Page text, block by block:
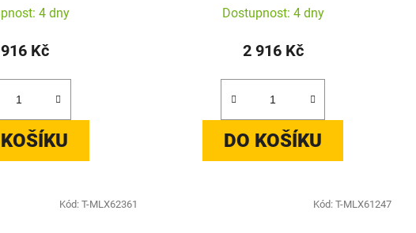
4 dny
Kč
Dostupnost: 4 dny
2 916 Kč
DO KOŠÍKU
Kód: T-MLX62361 Kód: T-MLX61247